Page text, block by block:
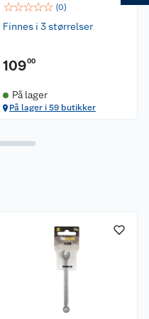
☆☆☆☆☆ (0)
Finnes i 3 størrelser
10900
På lager
På lager i 59 butikker